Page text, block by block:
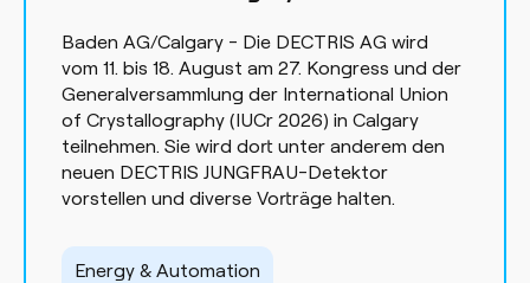
Baden AG/Calgary - Die DECTRIS AG wird
vom 11. bis 18. August am 27. Kongress und der
Generalversammlung der International Union
of Crystallography (IUCr 2026) in Calgary
teilnehmen. Sie wird dort unter anderem den
neuen DECTRIS JUNGFRAU-Detektor
vorstellen und diverse Vorträge halten.
Energy & Automation